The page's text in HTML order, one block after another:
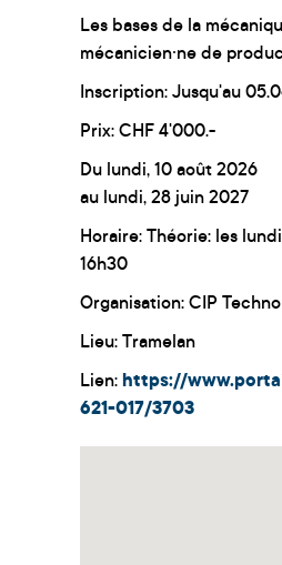
Les bases de la
mécanicien·ne de
Inscription: Jusqu'au
Prix: CHF 4'000.-
Du lundi, 10 août 2026
au lundi, 28 juin 2027
Horaire: Théorie: les
16h30
Organisation: CIP
Lieu: Tramelan
Lien: https://
621-017/3703